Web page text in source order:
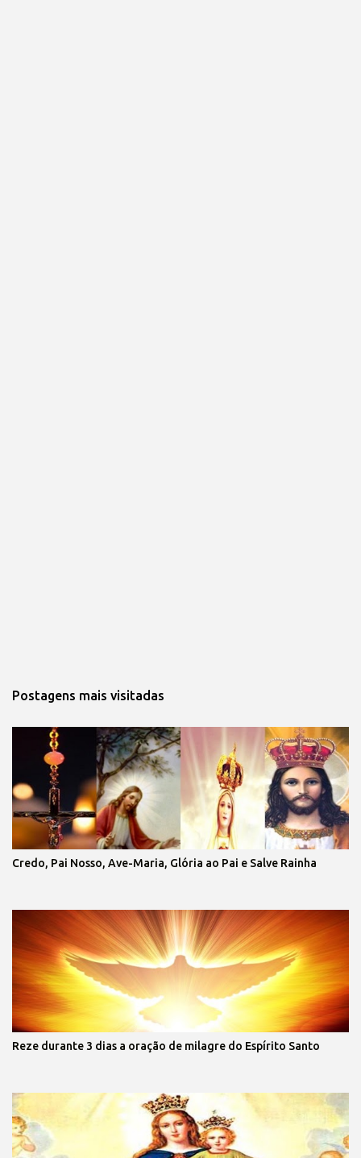
Postagens mais visitadas
Credo, Pai Nosso, Ave-Maria, Glória ao Pai e Salve Rainha
Reze durante 3 dias a oração de milagre do Espírito Santo